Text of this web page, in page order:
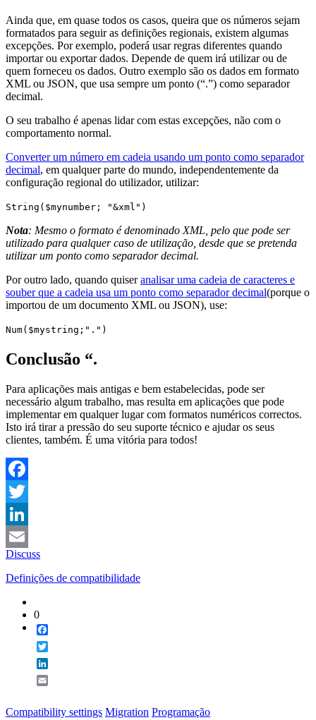
Ainda que, em quase todos os casos, queira que os números sejam
formatados para seguir as definições regionais, existem algumas
excepções. Por exemplo, poderá usar regras diferentes quando
importar ou exportar dados. Depende de quem irá utilizar ou de
quem forneceu os dados. Outro exemplo são os dados em formato
XML ou JSON, que usa sempre um ponto (“.”) como separador
decimal.
O seu trabalho é apenas lidar com estas excepções, não com o
comportamento normal.
Converter um número em cadeia usando um ponto como separador
decimal, em qualquer parte do mundo, independentemente da
configuração regional do utilizador, utilizar:
String ( $mynumber ; "&xml")
Nota: Mesmo o formato é denominado XML, pelo que pode ser
utilizado para qualquer caso de utilização, desde que se pretenda
utilizar um ponto como separador decimal.
Por outro lado, quando quiseranalisar uma cadeia de caracteres e
souber que a cadeia usa um ponto como separador decimal(porque o
importou de um documento XML ou JSON), use:
Num( $mystring ;".")
Conclusão “.
Para aplicações mais antigas e bem estabelecidas, pode ser
necessário algum trabalho, mas resulta em aplicações que pode
implementar em qualquer lugar com formatos numéricos correctos.
Isto irá tirar a pressão do seu suporte técnico e ajudar os seus
clientes, também. É uma vitória para todos!
Facebook
Twitter
LinkedIn
Email
Discuss
Definições de compatibilidade
0
Compatibility settings Migration Programação